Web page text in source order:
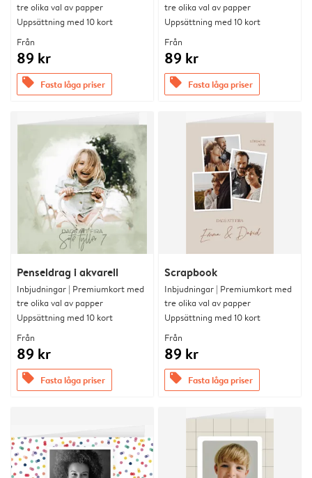
tre olika val av papper
Uppsättning med 10 kort
Från
89 kr
offers Fasta låga priser
tre olika val av papper
Uppsättning med 10 kort
Från
89 kr
offers Fasta låga priser
Penseldrag i akvarell
Inbjudningar | Premiumkort med
tre olika val av papper
Uppsättning med 10 kort
Från
89 kr
offers Fasta låga priser
Scrapbook
Inbjudningar | Premiumkort med
tre olika val av papper
Uppsättning med 10 kort
Från
89 kr
offers Fasta låga priser